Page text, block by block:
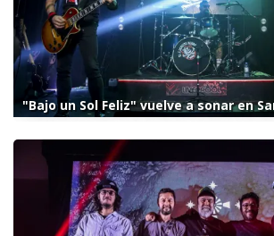
"Bajo un Sol Feliz" vuelve a sonar en